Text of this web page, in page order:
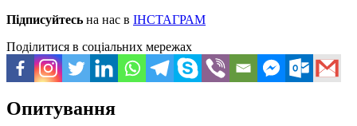
Підписуйтесь на нас в ІНСТАГРАМ
Поділитися в соціальних мережах
Опитування